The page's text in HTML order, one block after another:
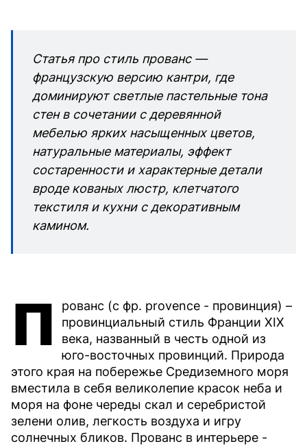
Статья про стиль прованс —
французскую версию кантри, где
доминируют светлые пастельные тона
стен в сочетании с деревянной
мебелью ярких насыщенных цветов,
натуральные материалы, эффект
состаренности и характерные детали
вроде кованых люстр, клетчатого
текстиля и кухни с декоративным
камином.
П
рованс (с фр. provence - провинция) –
провинциальный стиль Франции XIX
века, названный в честь одной из
юго-восточных провинций. Природа
этого края на побережье Средиземного моря
вместила в себя великолепие красок неба и
моря на фоне череды скал и серебристой
зелени олив, легкость воздуха и игру
солнечных бликов. Прованс в интерьере -